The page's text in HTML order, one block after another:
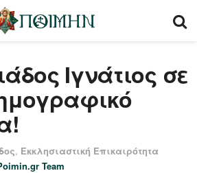
Ιγνάτιος σε
, Εκκλησιαστική Επικαιρότητα
Team